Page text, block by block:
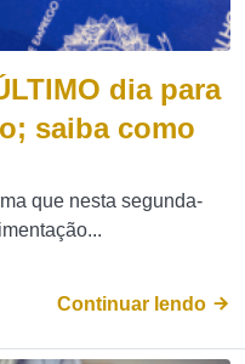
dia para
saiba como
que nesta segunda-
Continuar lendo